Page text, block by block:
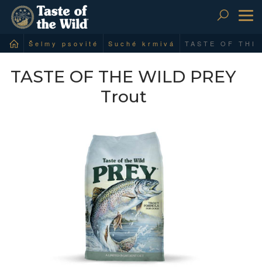
Šelmy psovité Suché krmivá TASTE OF
TASTE OF THE WILD PREY
Trout